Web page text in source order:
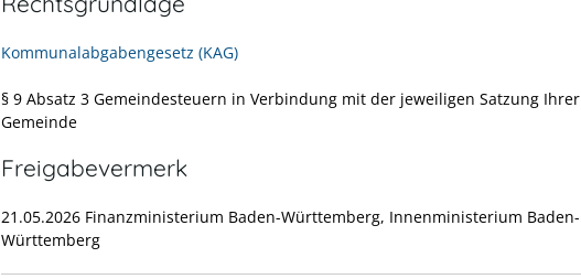
Kommunalabgabengesetz (KAG)
§ 9 Absatz 3 Gemeindesteuern in Verbindung mit der jeweiligen Satzung Ihrer
Gemeinde
Freigabevermerk
21.05.2026 Finanzministerium Baden-Württemberg, Innenministerium Baden-
Württemberg